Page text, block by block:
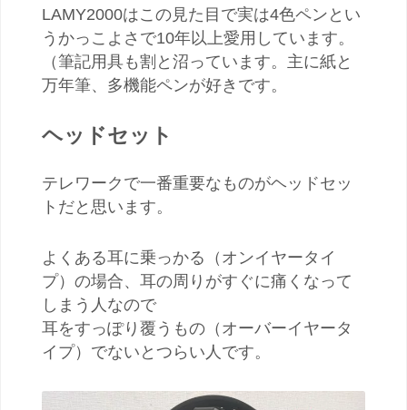
LAMY2000はこの見た目で実は4色ペンとい
うかっこよさで10年以上愛用しています。
（筆記用具も割と沼っています。主に紙と
万年筆、多機能ペンが好きです。
ヘッドセット
テレワークで一番重要なものがヘッドセッ
トだと思います。
よくある耳に乗っかる（オンイヤータイ
プ）の場合、耳の周りがすぐに痛くなって
しまう人なので
耳をすっぽり覆うもの（オーバーイヤータ
イプ）でないとつらい人です。